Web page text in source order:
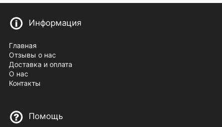
Информация
Главная
Отзывы о нас
Доставка и оплата
О нас
Контакты
Помощь